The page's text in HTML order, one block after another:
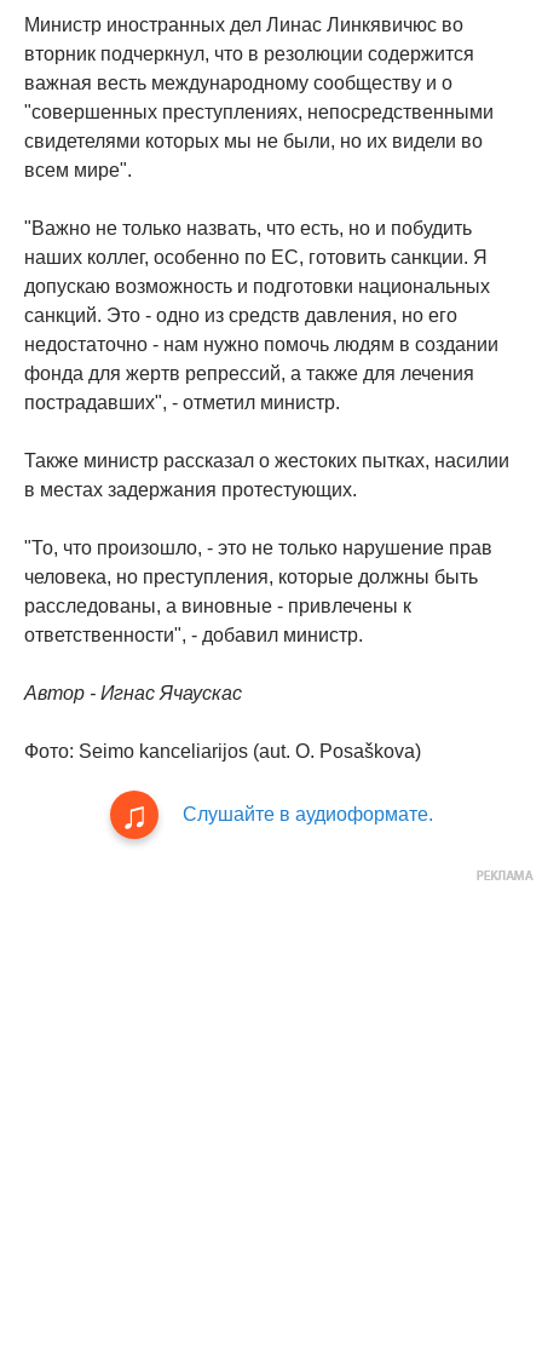
Министр иностранных дел Линас Линкявичюс во
вторник подчеркнул, что в резолюции содержится
важная весть международному сообществу и о
"совершенных преступлениях, непосредственными
свидетелями которых мы не были, но их видели во
всем мире".
"Важно не только назвать, что есть, но и побудить
наших коллег, особенно по ЕС, готовить санкции. Я
допускаю возможность и подготовки национальных
санкций. Это - одно из средств давления, но его
недостаточно - нам нужно помочь людям в создании
фонда для жертв репрессий, а также для лечения
пострадавших", - отметил министр.
Также министр рассказал о жестоких пытках, насилии
в местах задержания протестующих.
"То, что произошло, - это не только нарушение прав
человека, но преступления, которые должны быть
расследованы, а виновные - привлечены к
ответственности", - добавил министр.
Автор - Игнас Ячаускас
Фото: Seimo kanceliarijos (aut. O. Posaškova)
Слушайте в аудиоформате.